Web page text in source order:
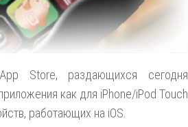
Store, раздающихся сегодня
как для iPhone/iPod Touch
работающих на iOS.